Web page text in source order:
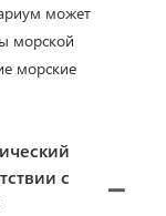
может
морской
морские
с